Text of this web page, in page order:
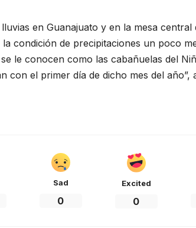
en Guanajuato y en la mesa
la condición de precipitaciones un poco
le conocen como las cabañuelas del
con el primer día de dicho mes del año”,
Sad
0
Excited
0